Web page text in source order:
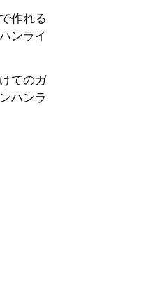
作れる
ンライ
てのガ
ハンラ